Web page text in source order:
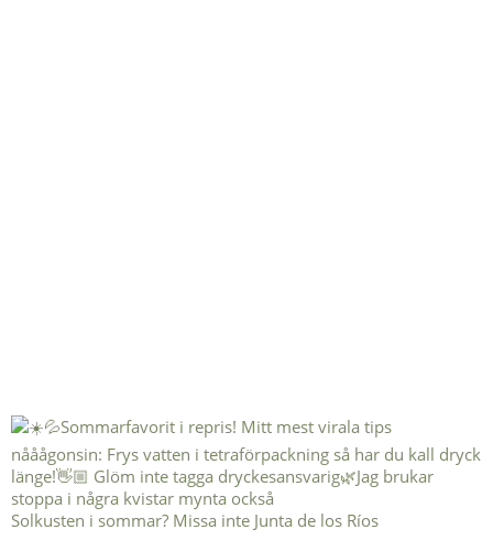
Solkusten i sommar? Missa inte Junta de los Ríos